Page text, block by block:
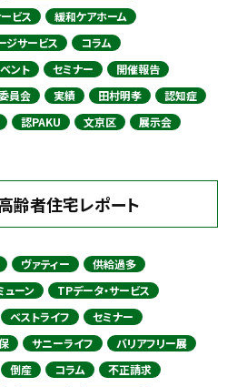
ビス
緩和ケアホーム
ジサービス
コラム
ント
セミナー
開催報告
員会
実績 田村明孝
認知症
認PAKU 文京区 展示会
齢者住宅レポート
ヴァティー
供給過多
ューン
TPデータ・サービス
ベストライフ
セミナー
サニーライフ
バリアフリー展
倒産 コラム
不正請求